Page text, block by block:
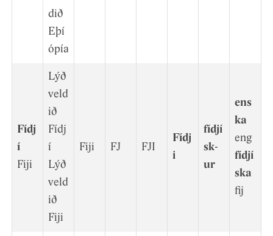
d­ið
Eþí
ópía
Fídj
í
Fiji
Lýð
veld
ið
Fídj
í
Lýð
veld
ið
Fiji
Fiji FJ FJI
Fídj
i
fídjí
sk­
ur
ens
ka
eng
fídjí
ska
fij